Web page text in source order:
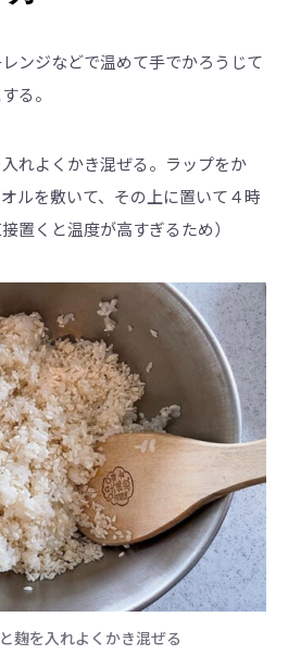
ンジなどで温めて手でかろうじて
る。
れよくかき混ぜる。ラップをか
ルを敷いて、その上に置いて４時
置くと温度が高すぎるため）
麹を入れよくかき混ぜる